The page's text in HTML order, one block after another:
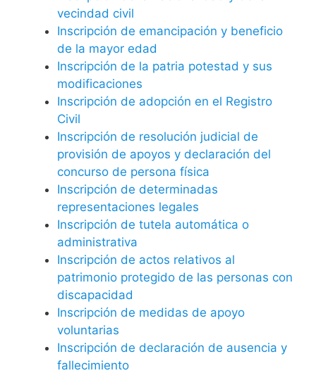
vecindad civil
Inscripción de emancipación y beneficio
de la mayor edad
Inscripción de la patria potestad y sus
modificaciones
Inscripción de adopción en el Registro
Civil
Inscripción de resolución judicial de
provisión de apoyos y declaración del
concurso de persona física
Inscripción de determinadas
representaciones legales
Inscripción de tutela automática o
administrativa
Inscripción de actos relativos al
patrimonio protegido de las personas con
discapacidad
Inscripción de medidas de apoyo
voluntarias
Inscripción de declaración de ausencia y
fallecimiento